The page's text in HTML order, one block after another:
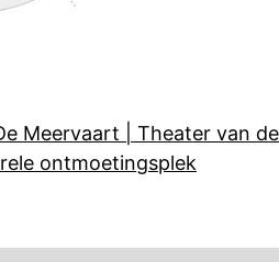
Meervaart | Theater van de
ontmoetingsplek